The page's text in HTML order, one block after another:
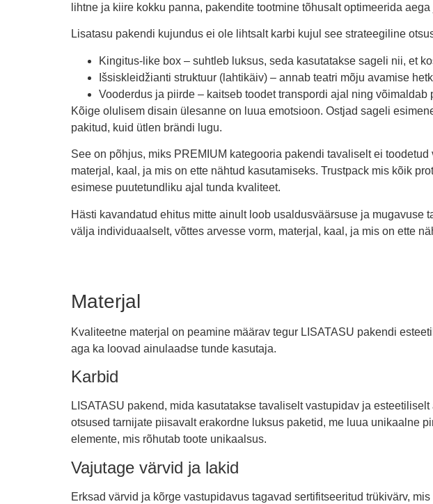
lihtne ja kiire kokku panna, pakendite tootmine tõhusalt optimeerida
Lisatasu pakendi kujundus ei ole lihtsalt karbi kujul see strateegiline
Kingitus-like box – suhtleb luksus, seda kasutatakse sageli nii, et
Išsiskleidžianti struktuur (lahtikäiv) – annab teatri mõju avamise
Vooderdus ja piirde – kaitseb toodet transpordi ajal ning
Kõige olulisem disain ülesanne on luua emotsioon. Ostjad sageli
pakitud, kuid ütlen brändi lugu.
See on põhjus, miks PREMIUM kategooria pakendi tavaliselt ei
materjal, kaal, ja mis on ette nähtud kasutamiseks. Trustpack mis kõik
esimese puutetundliku ajal tunda kvaliteet.
Hästi kavandatud ehitus mitte ainult loob usaldusväärsuse ja
välja individuaalselt, võttes arvesse vorm, materjal, kaal, ja mis on ette
Materjal
Kvaliteetne materjal on peamine määrav tegur LISATASU pakendi
aga ka loovad ainulaadse tunde kasutaja.
Karbid
LISATASU pakend, mida kasutatakse tavaliselt vastupidav ja
otsused tarnijate piisavalt erakordne luksus paketid, me luua unikaalne
elemente, mis rõhutab toote unikaalsus.
Vajutage värvid ja lakid
Erksad värvid ja kõrge vastupidavus tagavad sertifitseeritud trükivärv,